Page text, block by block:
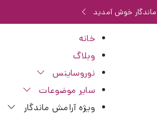
خوش آمدید
خانه
وبلاگ
نوروساینس
سایر موضوعات
ویژه آرامش ماندگار